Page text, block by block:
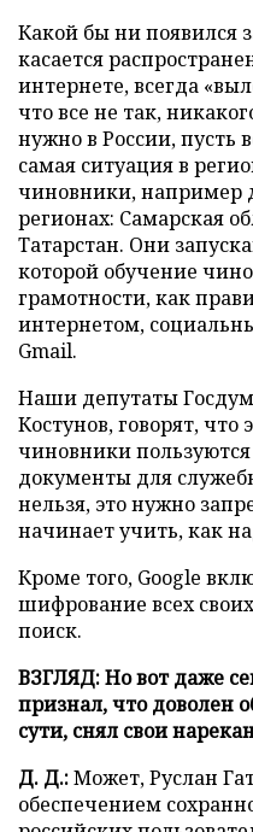
Какой бы ни появился
касается
интернете, всегда
что все не так,
нужно в России, пусть
самая ситуация в
чиновники,
регионах: Самарская
Татарстан. Они
которой обучение
грамотности, как
интернетом,
Gmail.
Наши депутаты
Костунов, говорят, что
чиновники
документы для
нельзя, это нужно
начинает учить, как
Кроме того, Google
шифрование всех
поиск.
ВЗГЛЯД: Но вот даже
признал, что доволен
сути, снял свои
Д. Д.:Может, Руслан
обеспечением